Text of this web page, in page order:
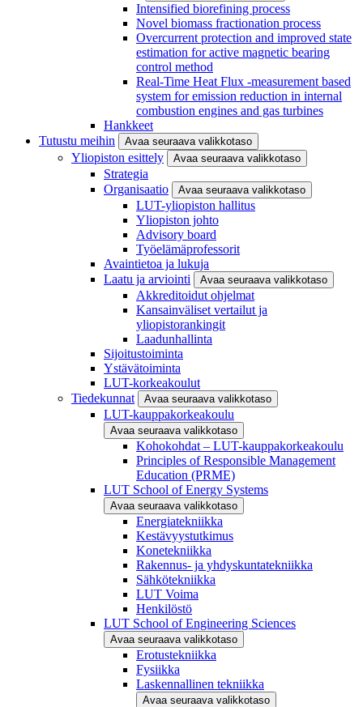
Intensified biorefining process
Novel biomass fractionation process
Overcurrent protection and improved state
estimation for active magnetic bearing
control method
Real-Time Heat Flux -measurement based
system for emission reduction in internal
combustion engines and gas turbines
Hankkeet
Tutustu meihin
Avaa seuraava valikkotaso
Yliopiston esittely Avaa seuraava valikkotaso
Strategia
Organisaatio
Avaa seuraava valikkotaso
LUT-yliopiston hallitus
Yliopiston johto
Advisory board
Työelämäprofessorit
Avaintietoa ja lukuja
Laatu ja arviointi
Avaa seuraava valikkotaso
Akkreditoidut ohjelmat
Kansainväliset vertailut ja
yliopistorankingit
Laadunhallinta
Sijoitustoiminta
Ystävätoiminta
LUT-korkeakoulut
Tiedekunnat
Avaa seuraava valikkotaso
LUT-kauppakorkeakoulu
Avaa seuraava valikkotaso
Kohokohdat – LUT-kauppakorkeakoulu
Principles of Responsible Management
Education (PRME)
LUT School of Energy Systems
Avaa seuraava valikkotaso
Energiatekniikka
Kestävyystutkimus
Konetekniikka
Rakennus- ja yhdyskuntatekniikka
Sähkötekniikka
LUT Voima
Henkilöstö
LUT School of Engineering Sciences
Avaa seuraava valikkotaso
Erotustekniikka
Fysiikka
Laskennallinen tekniikka
Avaa seuraava valikkotaso